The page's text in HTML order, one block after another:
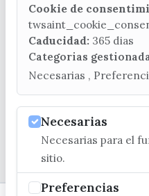
(+34) 952 541
C/ Poniente, 2.
Cookie de
Caducidad: 365 dias
Categorias
Necesarias
Necesarias para el
sitio.
Preferencias